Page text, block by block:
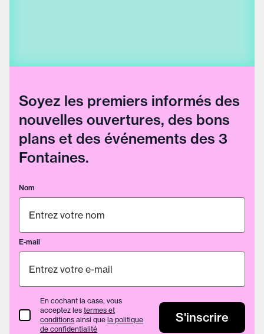
Soyez les premiers informés des
nouvelles ouvertures, des bons
plans et des événements des 3
Fontaines.
Nom
E-mail
termes et conditions
En cochant la case, vous
acceptez les termes et
conditions ainsi que la politique
de confidentialité
S'inscrire